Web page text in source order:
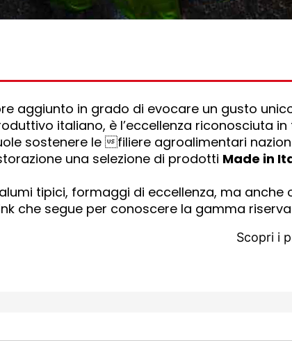
aggiunto in grado di evocare un gusto
italiano, è l’eccellenza riconosciuta
sostenere le filiere agroalimentari
una selezione di prodotti Made in
tipici, formaggi di eccellenza, ma
che segue per conoscere la gamma
Scopri i